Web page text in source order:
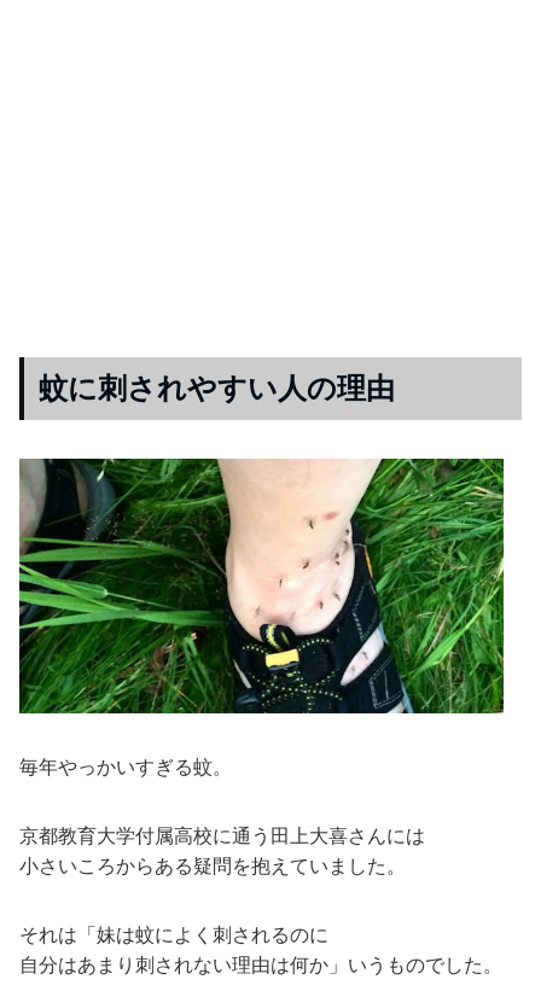
蚊に刺されやすい人の理由
毎年やっかいすぎる蚊。
京都教育大学付属高校に通う田上大喜さんには
小さいころからある疑問を抱えていました。
それは「妹は蚊によく刺されるのに
自分はあまり刺されない理由は何か」いうものでした。